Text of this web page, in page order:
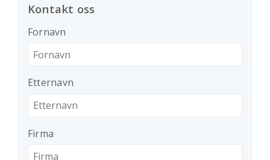
Kontakt oss
Fornavn
Etternavn
Firma